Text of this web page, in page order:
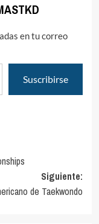
en tu correo
Suscribirse
Siguiente:
de Taekwondo